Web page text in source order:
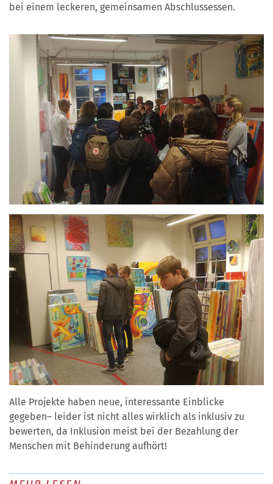
bei einem leckeren, gemeinsamen Abschlussessen.
Alle Projekte haben neue, interessante Einblicke
gegeben– leider ist nicht alles wirklich als inklusiv zu
bewerten, da Inklusion meist bei der Bezahlung der
Menschen mit Behinderung aufhört!